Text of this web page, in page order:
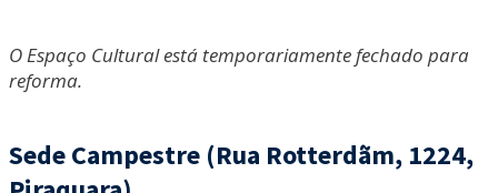
O Espaço Cultural está temporariamente fechado para
reforma.
Sede Campestre (Rua Rotterdãm, 1224,